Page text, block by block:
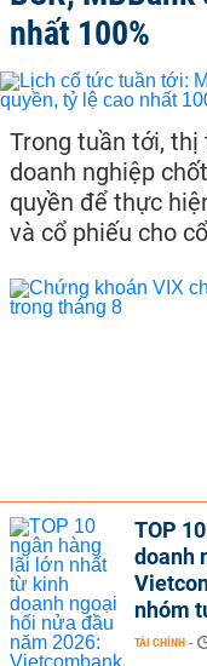
nhất 100%
Trong tuần tới, thị
doanh nghiệp
quyền để thực
và cổ phiếu cho
TOP
doanh
nhóm
TÀI CHÍNH -